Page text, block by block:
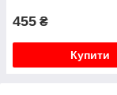
455 ₴
Купити